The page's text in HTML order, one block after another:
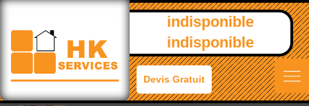
indisponible
indisponible
Devis Gratuit